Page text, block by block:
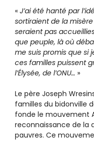
« J’ai été hanté par
sortiraient de la
seraient pas
que peuple, là où
me suis promis que si
ces familles puissent
l’Élysée, de l’ONU… »
Le père Joseph
familles du bidonville
fonde le mouvement
reconnaissance de la
pauvres. Ce